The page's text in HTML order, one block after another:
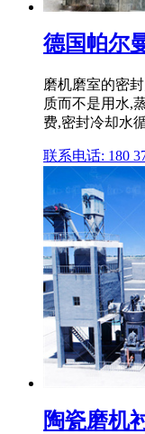
德国帕尔
磨机磨室的密
质而不是用水,
费,密封冷却水
联系电话: 180
陶瓷磨机